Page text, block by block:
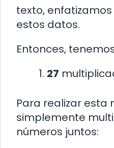
texto,
estos datos.
Entonces,
27
Para realizar esta
simplemente
números juntos: